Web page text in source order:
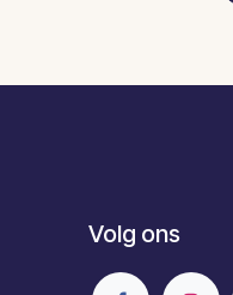
Volg ons